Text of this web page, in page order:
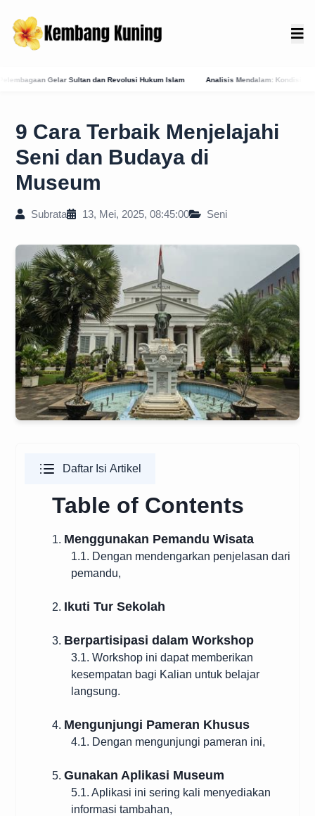
Hukum Islam Analisis Mendalam: Kondisi Geografis Bali Barat Daya Sebagai
9 Cara Terbaik Menjelajahi
Seni dan Budaya di
Museum
Subrata 13, Mei, 2025, 08:45:00 Seni
Daftar Isi Artikel
Table of Contents
1. Menggunakan Pemandu Wisata
1.1. Dengan mendengarkan penjelasan dari
pemandu,
2. Ikuti Tur Sekolah
3. Berpartisipasi dalam Workshop
3.1. Workshop ini dapat memberikan
kesempatan bagi Kalian untuk belajar
langsung.
4. Mengunjungi Pameran Khusus
4.1. Dengan mengunjungi pameran ini,
5. Gunakan Aplikasi Museum
5.1. Aplikasi ini sering kali menyediakan
informasi tambahan,